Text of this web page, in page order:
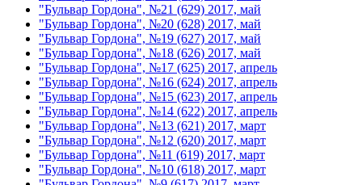
"Бульвар Гордона", №21 (629) 2017, май
"Бульвар Гордона", №20 (628) 2017, май
"Бульвар Гордона", №19 (627) 2017, май
"Бульвар Гордона", №18 (626) 2017, май
"Бульвар Гордона", №17 (625) 2017, апрель
"Бульвар Гордона", №16 (624) 2017, апрель
"Бульвар Гордона", №15 (623) 2017, апрель
"Бульвар Гордона", №14 (622) 2017, апрель
"Бульвар Гордона", №13 (621) 2017, март
"Бульвар Гордона", №12 (620) 2017, март
"Бульвар Гордона", №11 (619) 2017, март
"Бульвар Гордона", №10 (618) 2017, март